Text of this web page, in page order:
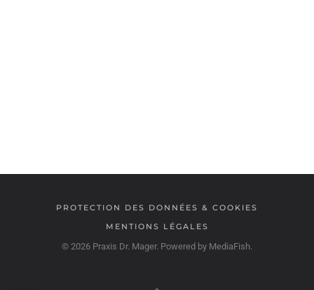
PROTECTION DES DONNÉES & COOKIES
MENTIONS LÉGALES
© 2026 Praxis Dr. Mager. Powered by MediaFish.